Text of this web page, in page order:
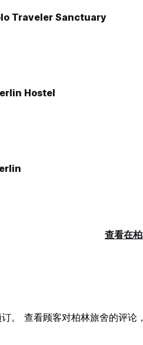
Traveler Sanctuary
Hostel
查看在
。 查看顾客对柏林旅舍的评论